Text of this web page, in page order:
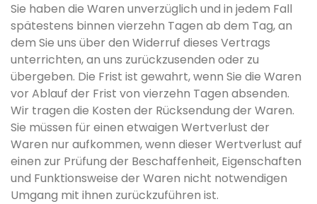
Sie haben die Waren unverzüglich und in jedem Fall
spätestens binnen vierzehn Tagen ab dem Tag, an
dem Sie uns über den Widerruf dieses Vertrags
unterrichten, an uns zurückzusenden oder zu
übergeben. Die Frist ist gewahrt, wenn Sie die Waren
vor Ablauf der Frist von vierzehn Tagen absenden.
Wir tragen die Kosten der Rücksendung der Waren.
Sie müssen für einen etwaigen Wertverlust der
Waren nur aufkommen, wenn dieser Wertverlust auf
einen zur Prüfung der Beschaffenheit, Eigenschaften
und Funktionsweise der Waren nicht notwendigen
Umgang mit ihnen zurückzuführen ist.